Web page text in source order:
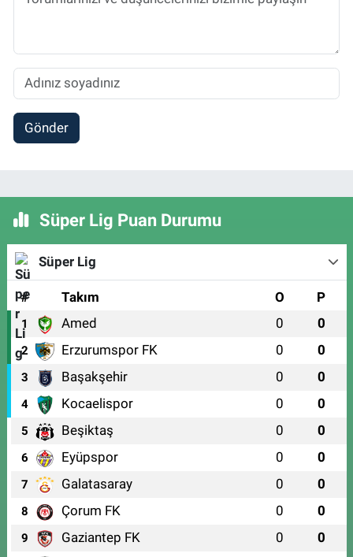
Gönder
Süper Lig Puan Durumu
Süper Lig
# Takım O P
1 Amed 0 0
2 Erzurumspor FK 0 0
3 Başakşehir 0 0
4 Kocaelispor 0 0
5 Beşiktaş 0 0
6 Eyüpspor 0 0
7 Galatasaray 0 0
8 Çorum FK 0 0
9 Gaziantep FK 0 0